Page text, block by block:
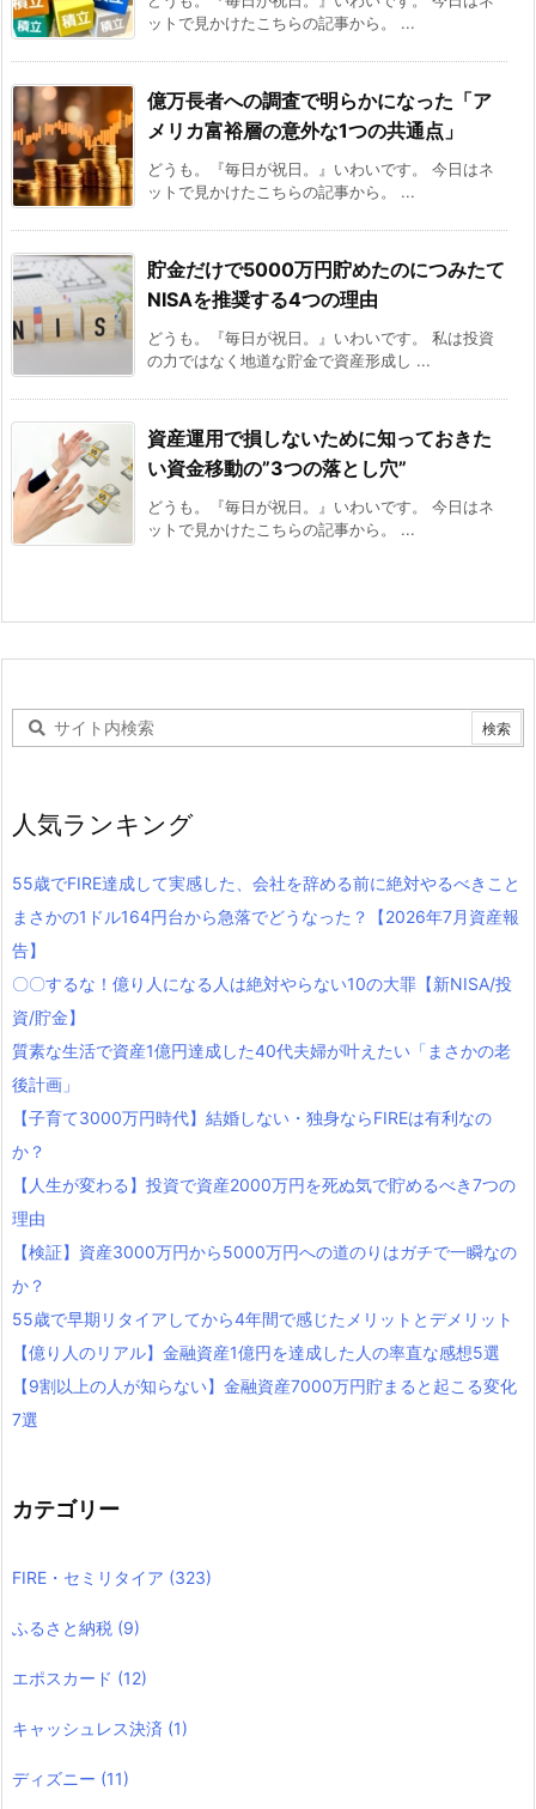
ットで見かけたこちらの記事から。 ...
億万長者への調査で明らかになった「ア
メリカ富裕層の意外な1つの共通点」
どうも。『毎日が祝日。』いわいです。 今日はネ
ットで見かけたこちらの記事から。 ...
貯金だけで5000万円貯めたのにつみたて
NISAを推奨する4つの理由
どうも。『毎日が祝日。』いわいです。 私は投資
の力ではなく地道な貯金で資産形成し ...
資産運用で損しないために知っておきた
い資金移動の”3つの落とし穴”
どうも。『毎日が祝日。』いわいです。 今日はネ
ットで見かけたこちらの記事から。 ...
人気ランキング
55歳でFIRE達成して実感した、会社を辞める前に絶対やるべきこと
まさかの1ドル164円台から急落でどうなった？【2026年7月資産報
告】
〇〇するな！億り人になる人は絶対やらない10の大罪【新NISA/投
資/貯金】
質素な生活で資産1億円達成した40代夫婦が叶えたい「まさかの老
後計画」
【子育て3000万円時代】結婚しない・独身ならFIREは有利なの
か？
【人生が変わる】投資で資産2000万円を死ぬ気で貯めるべき7つの
理由
【検証】資産3000万円から5000万円への道のりはガチで一瞬なの
か？
55歳で早期リタイアしてから4年間で感じたメリットとデメリット
【億り人のリアル】金融資産1億円を達成した人の率直な感想5選
【9割以上の人が知らない】金融資産7000万円貯まると起こる変化
7選
カテゴリー
FIRE・セミリタイア (323)
ふるさと納税 (9)
エポスカード (12)
キャッシュレス決済 (1)
ディズニー (11)